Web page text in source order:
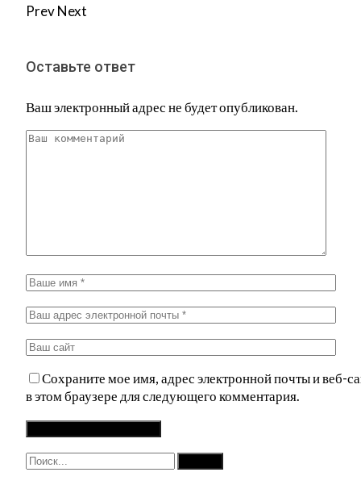
PrevNext
Оставьте ответ
Ваш электронный адрес не будет опубликован.
Сохраните мое имя, адрес электронной почты и веб-
в этом браузере для следующего комментария.